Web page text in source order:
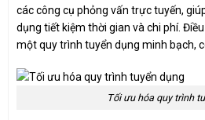
các công cụ phỏng vấn trực tuyến,
dụng tiết kiệm thời gian và chi phí.
một quy trình tuyển dụng minh bạch,
Tối ưu hóa quy trình